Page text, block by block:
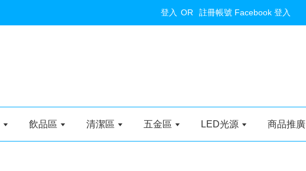
登入 OR 註冊帳號 Facebook 登入
飲品區 清潔區 五金區 LED光源 商品推廣